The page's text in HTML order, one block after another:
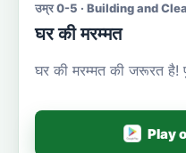
उम्र 0-5 · Building and
घर की मरम्मत
घर की मरम्मत की जरूरत है!
Play